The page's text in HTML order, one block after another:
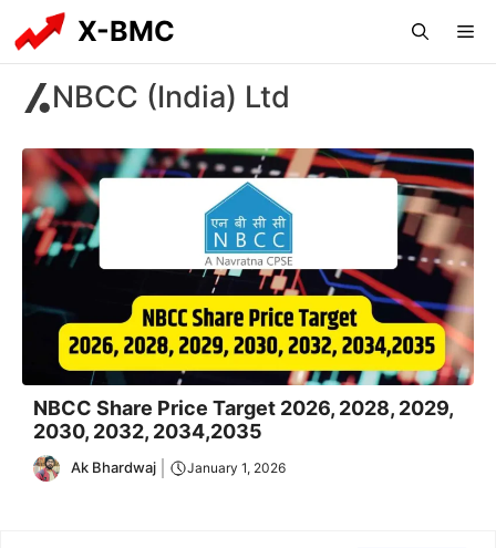
to
content
X-BMC
NBCC (India) Ltd
NBCC Share Price Target 2026, 2028, 2029,
2030, 2032, 2034,2035
Ak Bhardwaj January 1, 2026